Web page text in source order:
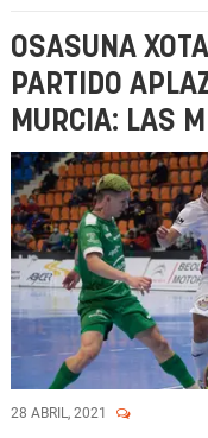
OSASUNA
PARTIDO
MURCIA: LAS
28 ABRIL, 2021